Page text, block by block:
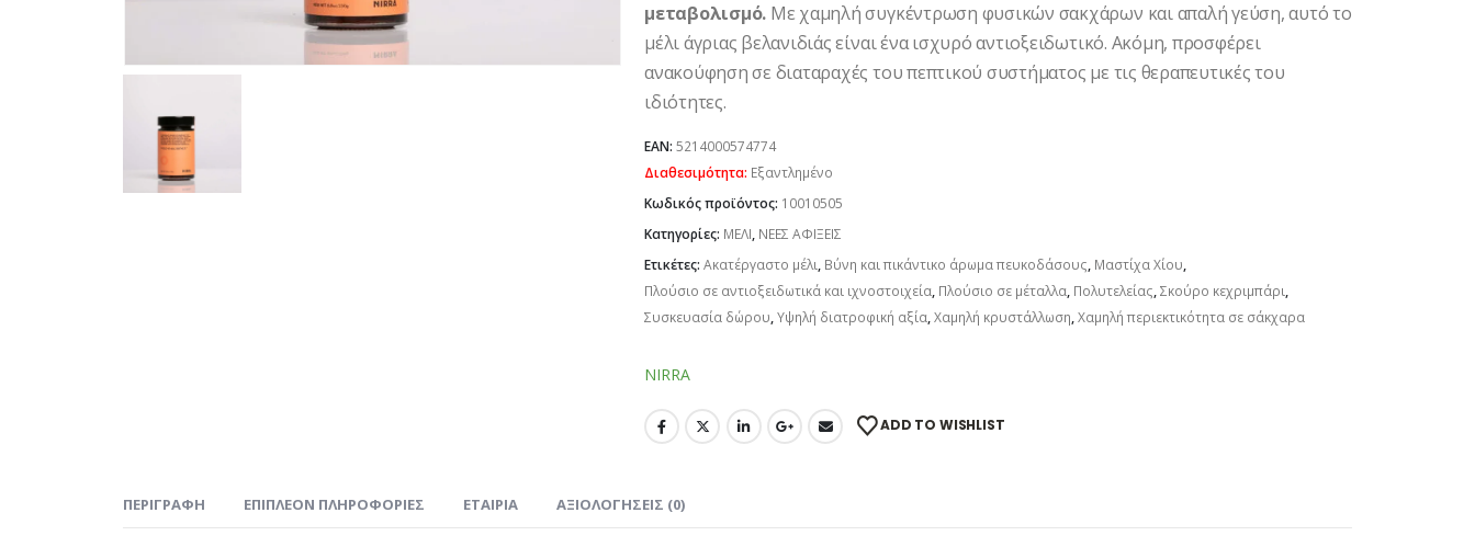
μεταβολισμό. Με χαμηλή συγκέντρωση φυσικών σακχάρων και απαλή γεύση, αυτό το
μέλι άγριας βελανιδιάς είναι ένα ισχυρό αντιοξειδωτικό. Ακόμη, προσφέρει
ανακούφηση σε διαταραχές του πεπτικού συστήματος με τις θεραπευτικές του
ιδιότητες.
EAN: 5214000574774
Διαθεσιμότητα: Εξαντλημένο
Κωδικός προϊόντος: 10010505
Κατηγορίες: ΜΕΛΙ, ΝΕΕΣ ΑΦΙΞΕΙΣ
Ετικέτες: Ακατέργαστο μέλι, Βύνη και πικάντικο άρωμα πευκοδάσους, Μαστίχα Χίου,
Πλούσιο σε αντιοξειδωτικά και ιχνοστοιχεία, Πλούσιο σε μέταλλα, Πολυτελείας,Σκούρο κεχριμπάρι,
Συσκευασία δώρου,Υψηλή διατροφική αξία,Χαμηλή κρυστάλλωση,Χαμηλή περιεκτικότητα σε σάκχαρα
NIRRA
ADD TO WISHLIST
ΠΕΡΙΓΡΑΦΉ ΕΠΙΠΛΈΟΝ ΠΛΗΡΟΦΟΡΊΕΣ ΕΤΑΙΡΊΑ ΑΞΙΟΛΟΓΉΣΕΙΣ (0)